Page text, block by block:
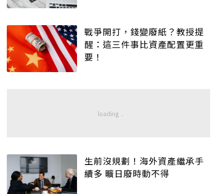
戰爭開打，錢變廢紙？教授提
醒：這三件事比資產配置更重
要！
生前沒規劃！海外資產繼承手
續多 曠日廢時動不得